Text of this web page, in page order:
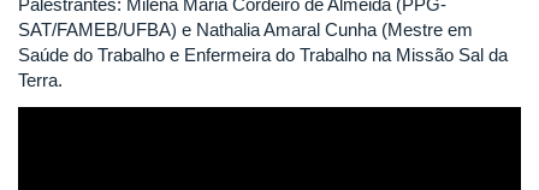
SAT/FAMEB/UFBA) e Nathalia Amaral Cunha (Mestre em
Saúde do Trabalho e Enfermeira do Trabalho na Missão Sal da
Terra.